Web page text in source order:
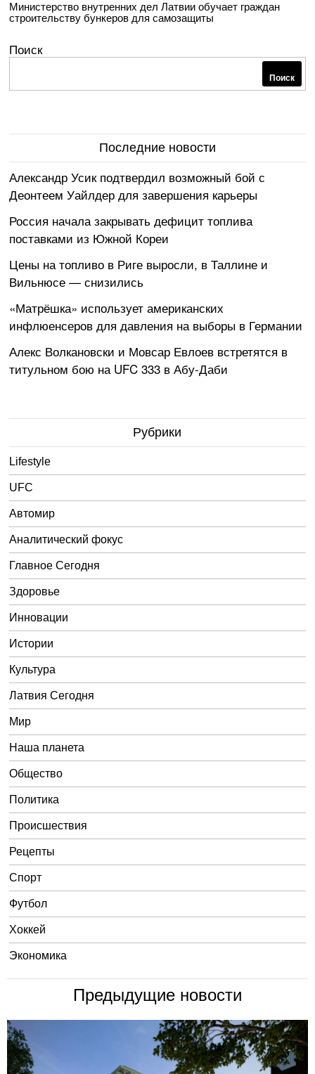
Министерство внутренних дел Латвии обучает граждан
строительству бункеров для самозащиты
Поиск
Поиск
Последние новости
Александр Усик подтвердил возможный бой с
Деонтеем Уайлдер для завершения карьеры
Россия начала закрывать дефицит топлива
поставками из Южной Кореи
Цены на топливо в Риге выросли, в Таллине и
Вильнюсе — снизились
«Матрёшка» использует американских
инфлюенсеров для давления на выборы в Германии
Алекс Волкановски и Мовсар Евлоев встретятся в
титульном бою на UFC 333 в Абу-Даби
Рубрики
Lifestyle
UFC
Автомир
Аналитический фокус
Главное Сегодня
Здоровье
Инновации
Истории
Культура
Латвия Сегодня
Мир
Наша планета
Общество
Политика
Происшествия
Рецепты
Спорт
Футбол
Хоккей
Экономика
Предыдущие новости